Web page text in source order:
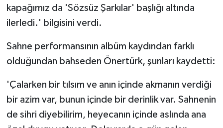
kapağımız da 'Sözsüz Şarkılar' başlığı altında
ilerledi.' bilgisini verdi.
Sahne performansının albüm kaydından farklı
olduğundan bahseden Önertürk, şunları kaydetti:
'Çalarken bir tılsım ve anın içinde akmanın verdiği
bir azim var, bunun içinde bir derinlik var. Sahnenin
de sihri diyebilirim, heyecanın içinde aslında ana